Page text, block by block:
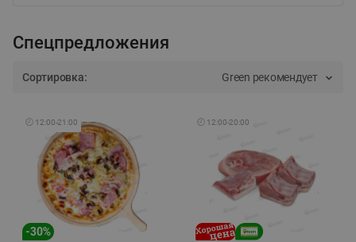
Спецпредложения
Сортировка: Green рекомендует
🕘 12:00-21:00
-30%
🕘 12:00-20:00